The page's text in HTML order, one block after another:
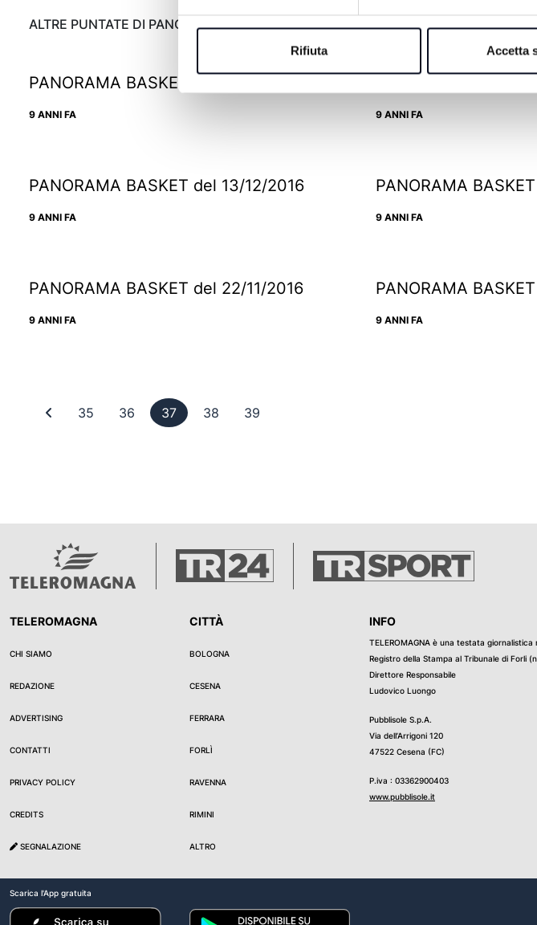
Rifiuta Accetta
ALTRE PUNTATE DI PANORAMA BASKET
PANORAMA BASKET del 10/01/2017
9 ANNI FA 9 ANNI FA
PANORAMA BASKET del 13/12/2016
9 ANNI FA
PANORAMA
9 ANNI FA
PANORAMA BASKET del 22/11/2016
9 ANNI FA
PANORAMA
9 ANNI FA
Prima pagina
35 Pagina 35
36 Pagina 36
37 Pagina 37
38 Pagina 38
39
TELEROMAGNA
CHI SIAMO
REDAZIONE
ADVERTISING
CONTATTI
PRIVACY POLICY
CREDITS
SEGNALAZIONE
CITTÀ
BOLOGNA
CESENA
FERRARA
FORLÌ
RAVENNA
RIMINI
ALTRO
INFO
TELEROMAGNA è una testata
Registro della Stampa al Tribunale di Forli
Direttore Responsabile
Ludovico Luongo
Pubblisole S.p.A.
Via dell’Arrigoni 120
47522 Cesena (FC)
P.iva : 03362900403
www.pubblisole.it
Scarica l'App gratuita